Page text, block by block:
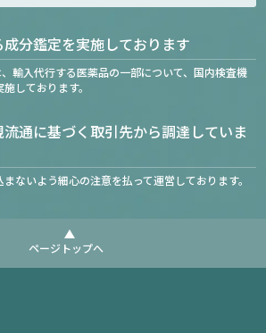
分鑑定を実施しております
輸入代行する医薬品の一部について、国内検査機
しております。
通に基づく取引先から調達していま
ないよう細心の注意を払って運営しております。
ページトップへ